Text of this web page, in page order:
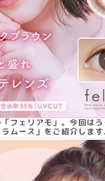
フェリアモ」。今回は
ムース」をご紹介します